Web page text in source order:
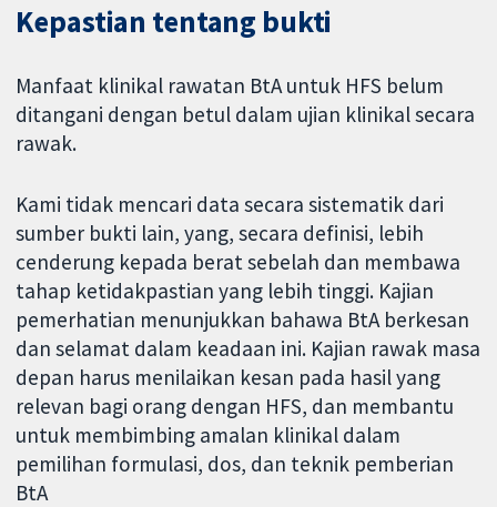
Kepastian tentang bukti
Manfaat klinikal rawatan BtA untuk HFS belum
ditangani dengan betul dalam ujian klinikal secara
rawak.
Kami tidak mencari data secara sistematik dari
sumber bukti lain, yang, secara definisi, lebih
cenderung kepada berat sebelah dan membawa
tahap ketidakpastian yang lebih tinggi. Kajian
pemerhatian menunjukkan bahawa BtA berkesan
dan selamat dalam keadaan ini. Kajian rawak masa
depan harus menilaikan kesan pada hasil yang
relevan bagi orang dengan HFS, dan membantu
untuk membimbing amalan klinikal dalam
pemilihan formulasi, dos, dan teknik pemberian
BtA